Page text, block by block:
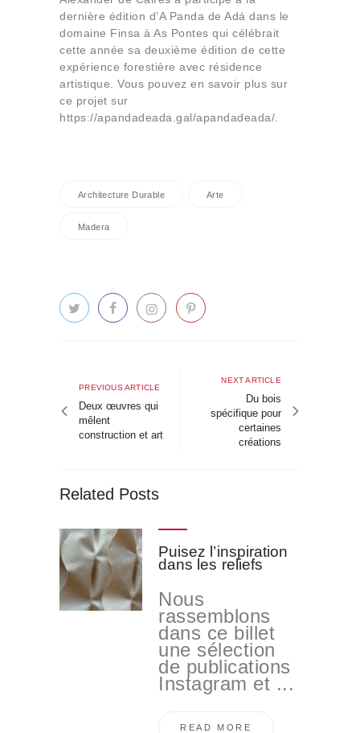
dernière édition d’A Panda de Adá dans le
domaine Finsa à As Pontes qui célébrait
cette année sa deuxième édition de cette
expérience forestière avec résidence
artistique. Vous pouvez en savoir plus sur
ce projet sur
https://apandadeada.gal/apandadeada/.
Architecture Durable Arte
Madera
l’article
Previous
article
PREVIOUS ARTICLE
Deux œuvres qui
mêlent
construction et art
Next
article
NEXT ARTICLE
Du bois
spécifique pour
certaines
créations
Related Posts
Puisez l’inspiration
dans les reliefs
Nous
rassemblons
dans ce billet
une sélection
de publications
Instagram et ...
READ MORE